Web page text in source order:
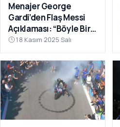
Menajer George
Gardi’den Flaş Messi
Açıklaması: “Böyle Bir
Fırsat Olursa,
Galatasaray İçin
Faydalı Olabilir”
18 Kasım 2025 Salı